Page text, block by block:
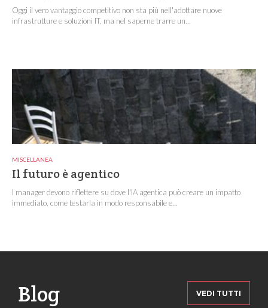
Oggi il vero vantaggio competitivo non sta più nell'adottare nuove
infrastrutture e soluzioni IT, ma nel saperne trarre un...
MISCELLANEA
Il futuro è agentico
I manager devono riflettere su dove l'IA agentica può creare un impatto
immediato, come testarla in modo responsabile e...
Blog VEDI TUTTI